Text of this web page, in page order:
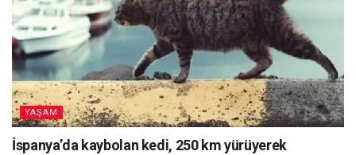
YAŞAM
İspanya’da kaybolan kedi, 250 km yürüyerek